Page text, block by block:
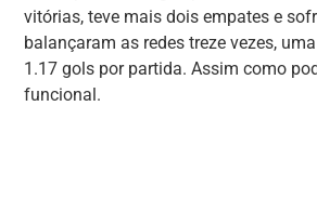
vitórias, teve mais dois empates e
balançaram as redes treze vezes,
1.17 gols por partida. Assim como
funcional.